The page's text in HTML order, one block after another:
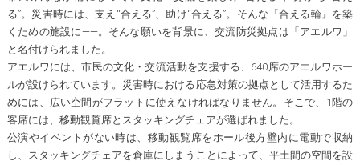
る”。災害時には、支え“合える”、助け“合える”。そんな『合える輪』を築
くための施設に――。そんな願いを背景に、交流防災拠点は「アエルワ」
と名付けられました。
アエルワには、市民の文化・交流活動を支援する、640席のアエルワホー
ルが設けられています。災害時における応急対策の拠点として活用するた
めには、広い空間がフラットに使えなければなりません。そこで、1階の
客席には、移動観覧席とスタッキングチェアが選ばれました。
公演やイベントがない時は、移動観覧席をホール後方壁内に電動で収納
し、スタッキングチェアを倉庫にしまうことによって、平土間の空間を設